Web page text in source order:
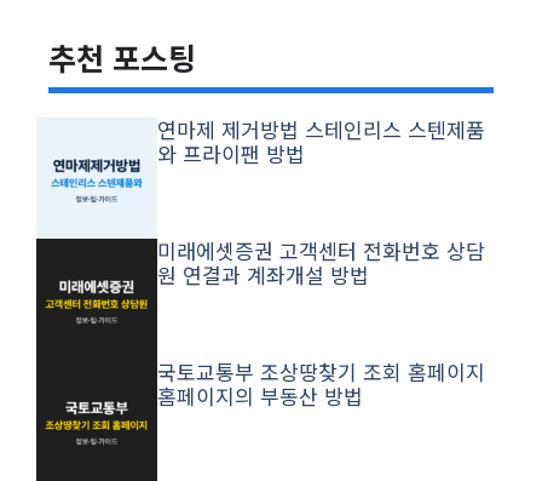
추천 포스팅
연마제 제거방법 스테인리스 스텐제품
와 프라이팬 방법
미래에셋증권 고객센터 전화번호 상담
원 연결과 계좌개설 방법
국토교통부 조상땅찾기 조회 홈페이지
홈페이지의 부동산 방법